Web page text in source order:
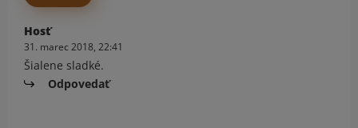
Hosť
31. marec 2018, 22:41
Šialene sladké.
Odpovedať